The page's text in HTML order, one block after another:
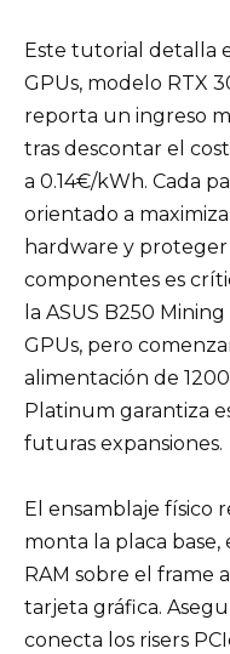
Este tutorial detalla
GPUs, modelo RTX
reporta un ingreso
tras descontar el
a 0.14€/kWh. Cada
orientado a
hardware y proteger
componentes es
la ASUS B250
GPUs, pero
alimentación de
Platinum garantiza
futuras expansiones.
El ensamblaje físico
monta la placa
RAM sobre el frame
tarjeta gráfica.
conecta los risers